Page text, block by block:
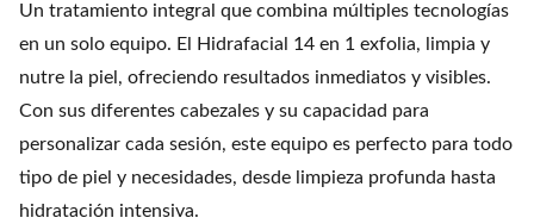
Un tratamiento integral que combina múltiples tecnologías
en un solo equipo. El Hidrafacial 14 en 1 exfolia, limpia y
nutre la piel, ofreciendo resultados inmediatos y visibles.
Con sus diferentes cabezales y su capacidad para
personalizar cada sesión, este equipo es perfecto para todo
tipo de piel y necesidades, desde limpieza profunda hasta
hidratación intensiva.